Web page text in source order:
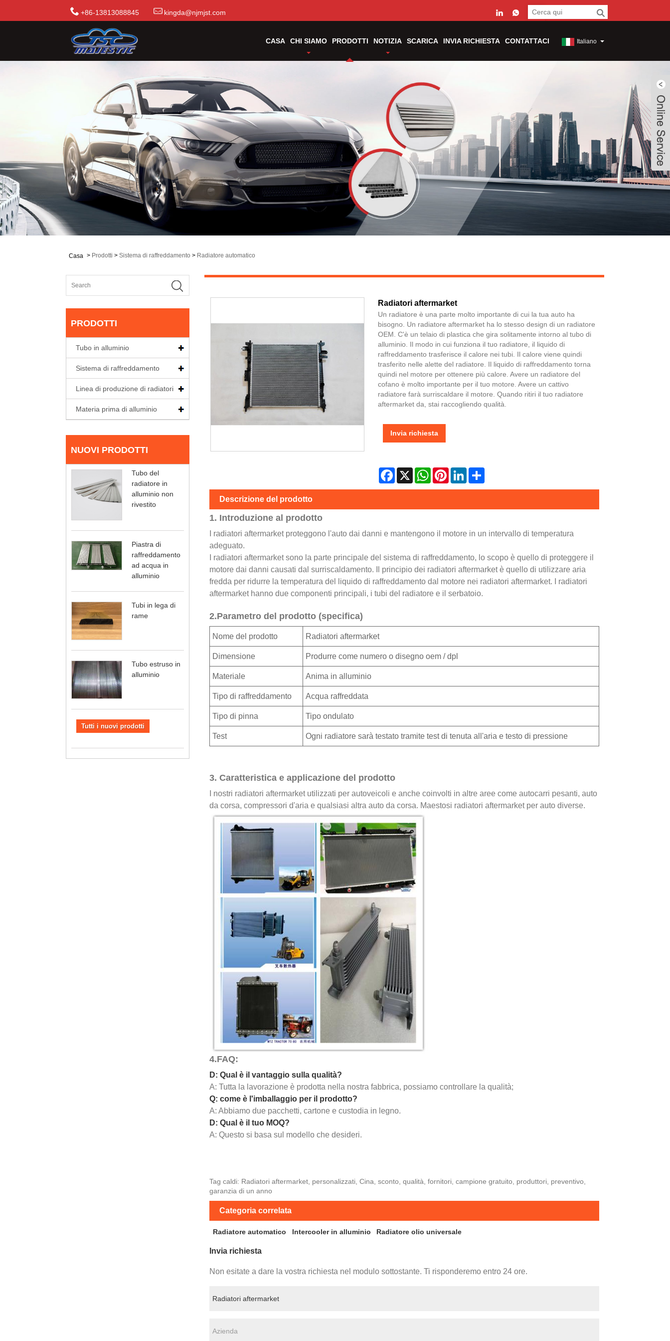
+86-13813088845 kingda@njmjst.com
CASA CHI SIAMO PRODOTTI NOTIZIA SCARICA INVIA RICHIESTA CONTATTACI Italiano
Casa > Prodotti > Sistema di raffreddamento > Radiatore automatico
PRODOTTI
Tubo in alluminio
Sistema di raffreddamento
Linea di produzione di radiatori
Materia prima di alluminio
NUOVI PRODOTTI
Tubo del
radiatore in
alluminio non
rivestito
Piastra di
raffreddamento
ad acqua in
alluminio
Tubi in lega di
rame
Tubo estruso in
alluminio
Tutti i nuovi prodotti
Radiatori aftermarket
Un radiatore è una parte molto importante di cui la tua auto ha
bisogno. Un radiatore aftermarket ha lo stesso design di un radiatore
OEM. C'è un telaio di plastica che gira solitamente intorno al tubo di
alluminio. Il modo in cui funziona il tuo radiatore, il liquido di
raffreddamento trasferisce il calore nei tubi. Il calore viene quindi
trasferito nelle alette del radiatore. Il liquido di raffreddamento torna
quindi nel motore per ottenere più calore. Avere un radiatore del
cofano è molto importante per il tuo motore. Avere un cattivo
radiatore farà surriscaldare il motore. Quando ritiri il tuo radiatore
aftermarket da, stai raccogliendo qualità.
Invia richiesta
Facebook
X WhatsAppPinterestLinkedInShare
Descrizione del prodotto
1. Introduzione al prodotto
I radiatori aftermarket proteggono l'auto dai danni e mantengono il motore in un intervallo di temperatura
adeguato.
I radiatori aftermarket sono la parte principale del sistema di raffreddamento, lo scopo è quello di proteggere il
motore dai danni causati dal surriscaldamento. Il principio dei radiatori aftermarket è quello di utilizzare aria
fredda per ridurre la temperatura del liquido di raffreddamento dal motore nei radiatori aftermarket. I radiatori
aftermarket hanno due componenti principali, i tubi del radiatore e il serbatoio.
2.Parametro del prodotto (specifica)
Nome del prodotto Radiatori aftermarket
Dimensione Produrre come numero o disegno oem / dpl
Materiale Anima in alluminio
Tipo di raffreddamento Acqua raffreddata
Tipo di pinna Tipo ondulato
Test Ogni radiatore sarà testato tramite test di tenuta all'aria e testo di pressione
3. Caratteristica e applicazione del prodotto
I nostri radiatori aftermarket utilizzati per autoveicoli e anche coinvolti in altre aree come autocarri pesanti, auto
da corsa, compressori d'aria e qualsiasi altra auto da corsa. Maestosi radiatori aftermarket per auto diverse.
4.FAQ:
D: Qual è il vantaggio sulla qualità?
A: Tutta la lavorazione è prodotta nella nostra fabbrica, possiamo controllare la qualità;
Q: come è l'imballaggio per il prodotto?
A: Abbiamo due pacchetti, cartone e custodia in legno.
D: Qual è il tuo MOQ?
A: Questo si basa sul modello che desideri.
Tag caldi: Radiatori aftermarket, personalizzati, Cina, sconto, qualità, fornitori, campione gratuito, produttori, preventivo,
garanzia di un anno
Categoria correlata
Radiatore automatico Intercooler in alluminio Radiatore olio universale
Invia richiesta
Non esitate a dare la vostra richiesta nel modulo sottostante. Ti risponderemo entro 24 ore.